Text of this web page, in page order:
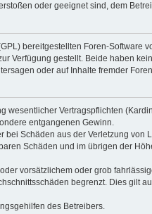
oder geeignet sind, dem
bereitgestellten Foren-Software
Verfügung gestellt. Beide haben
oder auf Inhalte fremder
wesentlicher Vertragspflichten
entgangenen Gewinn.
Schäden aus der Verletzung von
Schäden und im übrigen der
vorsätzlichem oder grob
begrenzt. Dies gilt
des Betreibers.